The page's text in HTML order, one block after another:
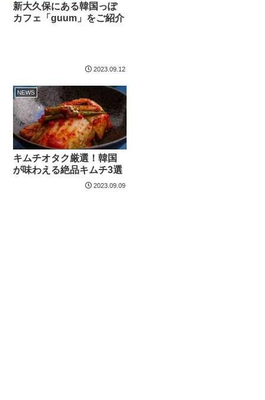
新大久保にある韓国っぽ
カフェ「guum」をご紹介
2023.09.12
NEWS
キムチオタク厳選！韓国
が味わえる絶品キムチ3選
2023.09.09